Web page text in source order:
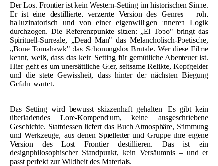
Der Lost Frontier ist kein Western-Setting im historischen Sinne.
Er ist eine destillierte, verzerrte Version des Genres – roh,
halluzinatorisch und von einer eigenwilligen inneren Logik
durchzogen. Die Referenzpunkte sitzen: „El Topo" bringt das
Spirituell-Surreale, „Dead Man" das Melancholisch-Poetische,
„Bone Tomahawk" das Schonungslos-Brutale. Wer diese Filme
kennt, weiß, dass das kein Setting für gemütliche Abenteuer ist.
Hier geht es um unersättliche Gier, seltsame Relikte, Kopfgelder
und die stete Gewissheit, dass hinter der nächsten Biegung
Gefahr wartet.
Das Setting wird bewusst skizzenhaft gehalten. Es gibt kein
überladendes Lore-Kompendium, keine ausgeschriebene
Geschichte. Stattdessen liefert das Buch Atmosphäre, Stimmung
und Werkzeuge, aus denen Spielleiter und Gruppe ihre eigene
Version des Lost Frontier destillieren. Das ist ein
designphilosophischer Standpunkt, kein Versäumnis – und er
passt perfekt zur Wildheit des Materials.